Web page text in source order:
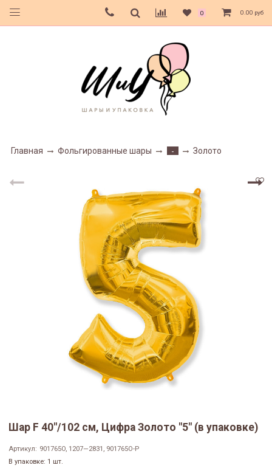
0 0.00 руб
Главная Фольгированные шары - Золото
Шар F 40"/102 см, Цифра Золото "5" (в упаковке)
Артикул: 901765O, 1207—2831, 901765O-P
В упаковке: 1 шт.